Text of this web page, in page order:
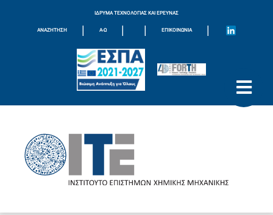
ΙΔΡΥΜΑ ΤΕΧΝΟΛΟΓΙΑΣ ΚΑΙ ΕΡΕΥΝΑΣ
ΑΝΑΖΗΤΗΣΗ | Α-Ω | | ΕΠΙΚΟΙΝΩΝΊΑ |